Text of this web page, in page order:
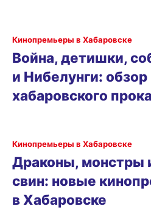
Кинопремьеры в Хабаровске
Война, детишки,
и Нибелунги: обзор
хабаровского
Кинопремьеры в Хабаровске
Драконы, монстры
свин: новые
в Хабаровске